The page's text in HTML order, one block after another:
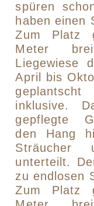
spüren
haben einen
Zum Platz
Meter
Liegewiese
April bis
inklusive.
gepflegte
den Hang
Sträucher
unterteilt.
zu endlosen
Zum Platz